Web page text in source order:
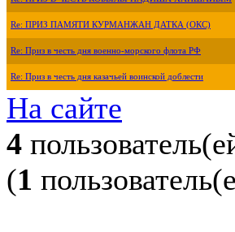
Re: ПРИЗ ПАМЯТИ КУРМАНЖАН ДАТКА (ОКС)
Re: Приз в честь дня военно-морского флота РФ
Re: Приз в честь дня казачьей воинской доблести
На сайте
4
(1